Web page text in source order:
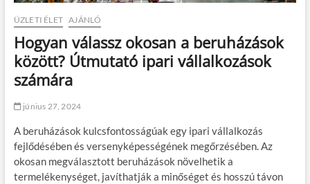
ÜZLETI ÉLET AJÁNLÓ
Hogyan válassz okosan a beruházások
között? Útmutató ipari vállalkozások
számára
június 27, 2024
A beruházások kulcsfontosságúak egy ipari vállalkozás
fejlődésében és versenyképességének megőrzésében. Az
okosan megválasztott beruházások növelhetik a
termelékenységet, javíthatják a minőséget és hosszú távon